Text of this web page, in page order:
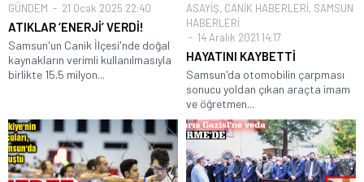
GÜNDEM 21 Ocak 2025 22:40
ATIKLAR ‘ENERJİ’ VERDİ!
Samsun'un Canik İlçesi'nde doğal
kaynakların verimli kullanılmasıyla
birlikte 15.5 milyon...
ASAYİŞ, CANİK HABERLERİ, SAMSUN
HABERLERİ
14 Aralık 2021 14:17
HAYATINI KAYBETTİ
Samsun'da otomobilin çarpması
sonucu yoldan çıkan araçta imam
ve öğretmen...